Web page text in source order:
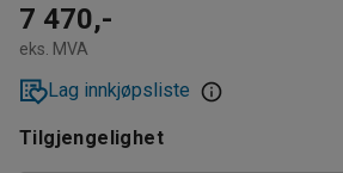
7 470,-
eks. MVA
Lag innkjøpsliste
Tilgjengelighet